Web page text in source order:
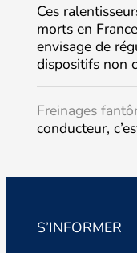
Ces
morts en
envisage de
dispositifs non
Freinages
conducteur,
S’INFORMER